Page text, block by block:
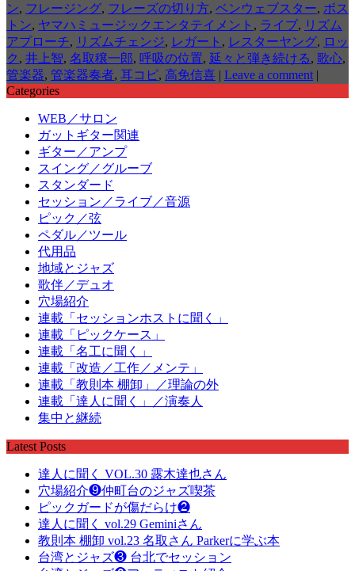
ン, フレージング, フレーズの切り方, ベンウェブスター, ボス
トン, ヤマハミュージックエンタテイメント , ライブ, リズム
アプローチ, リズムチェンジ, レガート , レスターヤング, ロッ
ク , 井上智, 名取穣一郎, 呼吸の位置, 延々と弾き続ける, 歌心,
管楽器, 管楽器奏者, 耳コピ, 高免信喜 | Leave a comment |
Categories
WEB／サロン
ガットギター関連
ギター／アンプ
スイング／グルーブ
スタンダード
セッション／ライブ／音源
ピック／弦
ペダル／ツール
代用品
地域とジャズ
歌伴／デュオ
穴場紹介
連載「セッションホストに聞く」
連載「ピックケース」
連載「名工に聞く」
連載「改造／工作／メンテ」
連載「教則本 棚卸」／理論の外
連載「達人に聞く」／演奏人
集中と継続
Latest Posts
達人に聞く VOL.30 露木達也さん
穴場紹介❾仲町台のジャズ喫茶
ピックガードが傷だらけ❷
達人に聞く vol.29 Geminiさん
教則本 棚卸 vol.23 名取さん Parkerに学ぶ本
台湾とジャズ❸ 台北でセッション